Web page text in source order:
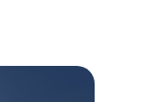
Zonen ist es die